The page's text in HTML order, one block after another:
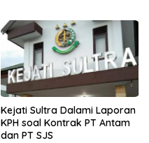
Kejati Sultra Dalami Laporan
KPH soal Kontrak PT Antam
dan PT SJS